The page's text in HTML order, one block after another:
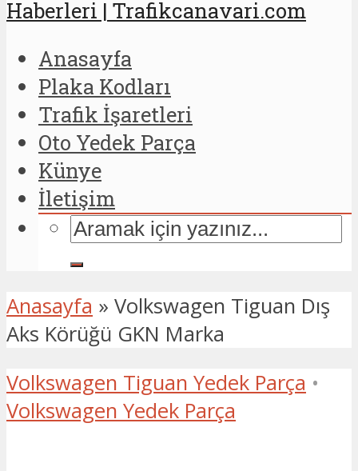
Anasayfa
Plaka Kodları
Trafik İşaretleri
Oto Yedek Parça
Künye
İletişim
Anasayfa » Volkswagen Tiguan Dış
Aks Körüğü GKN Marka
Volkswagen Tiguan Yedek Parça •
Volkswagen Yedek Parça